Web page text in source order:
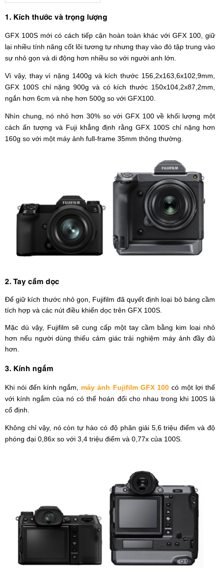
1. Kích thước và trọng lượng
GFX 100S mới có cách tiếp cận hoàn toàn khác với GFX 100, giữ
lại nhiều tính năng cốt lõi tương tự nhưng thay vào đó tập trung vào
sự nhỏ gọn và di động hơn nhiều so với người anh lớn.
Vì vậy, thay vì nặng 1400g và kích thước 156,2x163,6x102,9mm,
GFX 100S chỉ nặng 900g và có kích thước 150x104,2x87,2mm,
ngắn hơn 6cm và nhẹ hơn 500g so với GFX100.
Nhìn chung, nó nhỏ hơn 30% so với GFX 100 về khối lượng một
cách ấn tượng và Fuji khẳng định rằng GFX 100S chỉ nặng hơn
160g so với một máy ảnh full-frame 35mm thông thường.
2. Tay cầm dọc
Để giữ kích thước nhỏ gọn, Fujifilm đã quyết định loại bỏ báng cầm
tích hợp và các nút điều khiển dọc trên GFX 100S.
Mặc dù vậy, Fujifilm sẽ cung cấp một tay cầm bằng kim loại nhỏ
hơn nếu người dùng thiếu cảm giác trải nghiệm máy ảnh đầy đủ
hơn.
3. Kính ngắm
Khi nói đến kính ngắm, máy ảnh Fujifilm GFX 100có một lợi thế
với kính ngắm của nó có thể hoán đổi cho nhau trong khi 100S là
cố định.
Không chỉ vậy, nó còn tự hào có độ phân giải 5,6 triệu điểm và độ
phóng đại 0,86x so với 3,4 triệu điểm và 0,77x của 100S.